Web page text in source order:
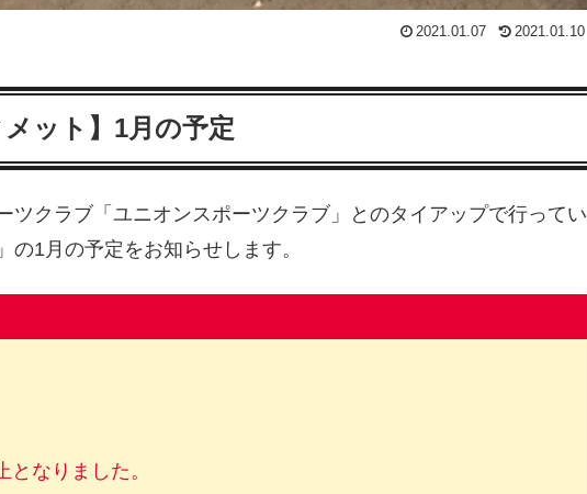
2021.01.07 2021.01.10
ット】1月の予定
ツクラブ「ユニオンスポーツクラブ」とのタイアップで行ってい
1月の予定をお知らせします。
なりました。